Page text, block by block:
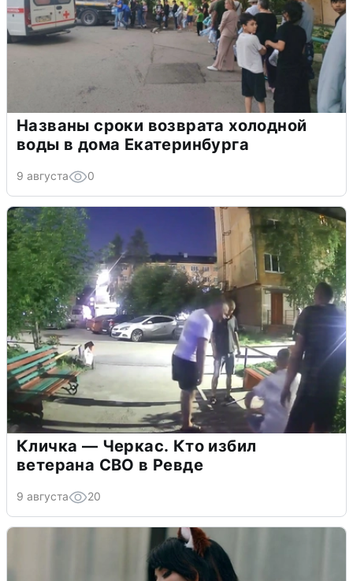
Названы сроки возврата холодной
воды в дома Екатеринбурга
9 августа 0
Кличка — Черкас. Кто избил
ветерана СВО в Ревде
9 августа 20